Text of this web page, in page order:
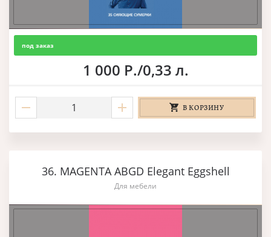
под заказ
1 000 Р./0,33 л.
В КОРЗИНУ
36. MAGENTA ABGD Elegant Eggshell
Для мебели